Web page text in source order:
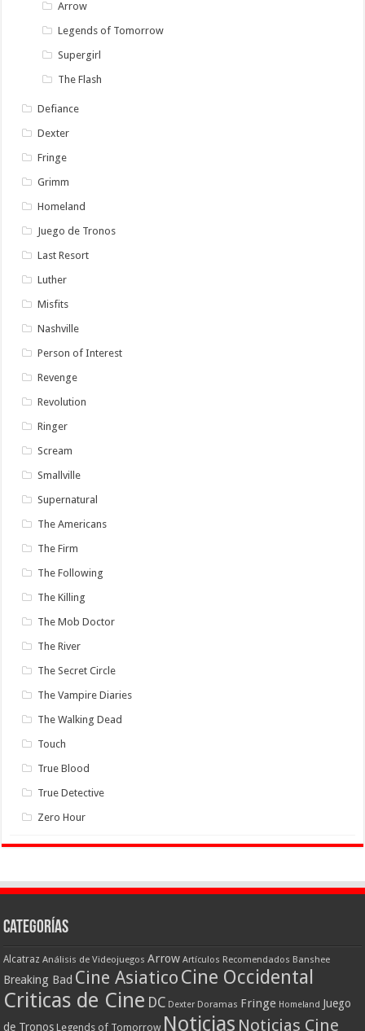
Arrow
Legends of Tomorrow
Supergirl
The Flash
Defiance
Dexter
Fringe
Grimm
Homeland
Juego de Tronos
Last Resort
Luther
Misfits
Nashville
Person of Interest
Revenge
Revolution
Ringer
Scream
Smallville
Supernatural
The Americans
The Firm
The Following
The Killing
The Mob Doctor
The River
The Secret Circle
The Vampire Diaries
The Walking Dead
Touch
True Blood
True Detective
Zero Hour
Categorías
Alcatraz Análisis de Videojuegos Arrow Artículos Recomendados Banshee
Breaking Bad Cine AsiaticoCine Occidental
Criticas de Cine DC Dexter Doramas Fringe Homeland Juego
de Tronos Legends of Tomorrow Noticias Noticias Cine